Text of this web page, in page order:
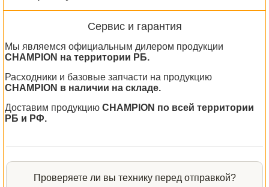
Сервис и гарантия
Мы являемся официальным дилером продукции
CHAMPION на территории РБ.
Расходники и базовые запчасти на продукцию
CHAMPION в наличии на складе.
Доставим продукцию CHAMPION по всей территории
РБ и РФ.
Проверяете ли вы технику перед отправкой?